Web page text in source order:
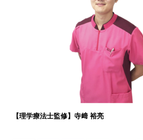
【理学療法士監修】寺﨑 裕亮